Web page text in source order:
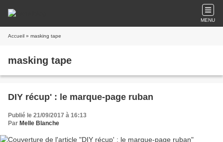
MENU
Accueil » masking tape
masking tape
DIY récup' : le marque-page ruban
Publié le 21/09/2017 à 16:13
Par Melle Blanche